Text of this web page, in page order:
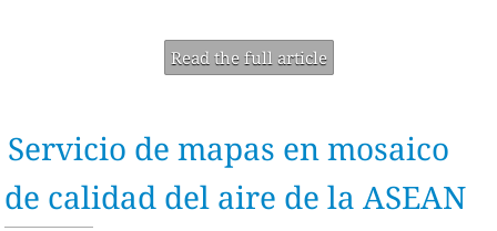
Read the full article
Servicio de mapas en mosaico
de calidad del aire de la ASEAN